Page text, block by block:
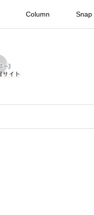
Column Snap